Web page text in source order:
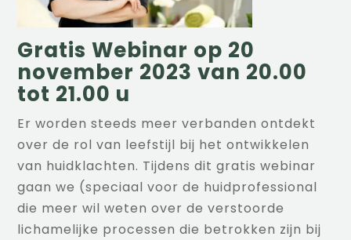
Gratis Webinar op 20
november 2023 van 20.00
tot 21.00 u
Er worden steeds meer verbanden ontdekt
over de rol van leefstijl bij het ontwikkelen
van huidklachten. Tijdens dit gratis webinar
gaan we (speciaal voor de huidprofessional
die meer wil weten over de verstoorde
lichamelijke processen die betrokken zijn bij